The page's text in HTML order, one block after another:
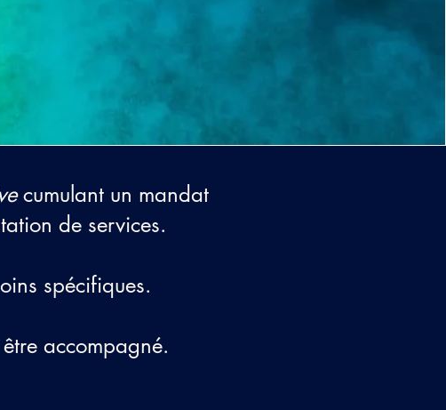
cumulant un mandat
de services.
spécifiques.
accompagné.